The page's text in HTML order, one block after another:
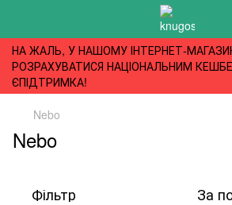
НА ЖАЛЬ, У НАШОМУ ІНТЕРНЕТ-
РОЗРАХУВАТИСЯ НАЦІОНАЛЬНИМ
ЄПІДТРИМКА!
Nebo
Nebo
Фільтр За